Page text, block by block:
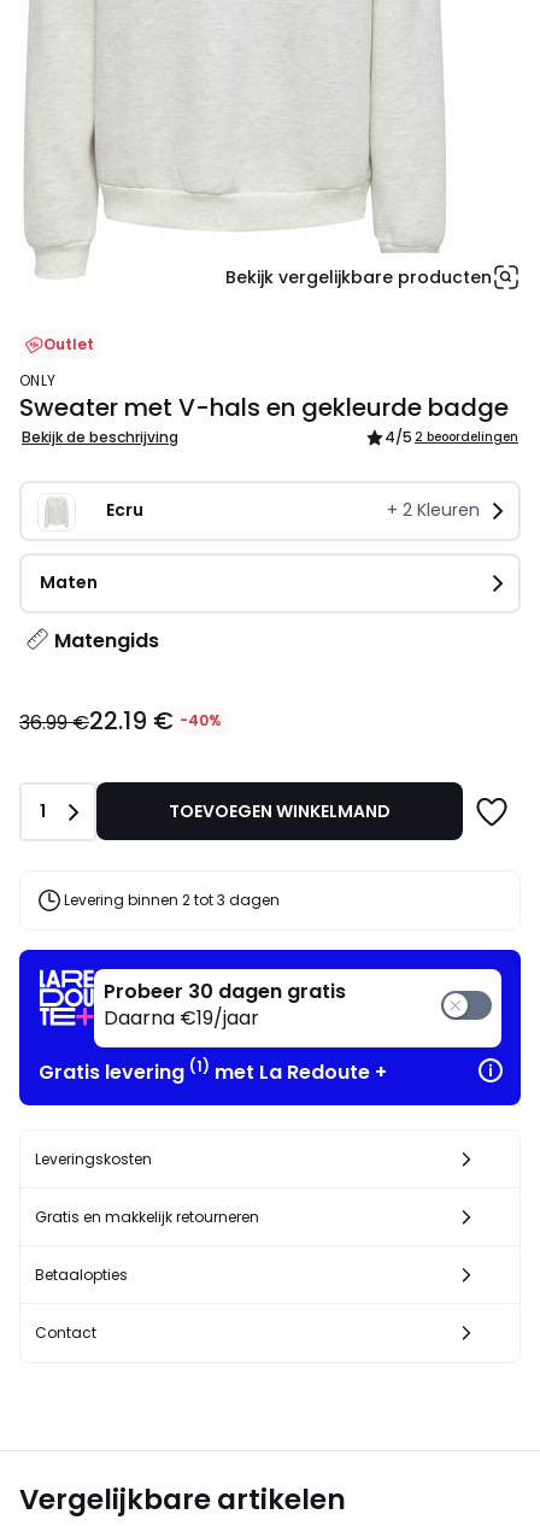
Bekijk vergelijkbare producten
Outlet
ONLY
Sweater met V-hals en gekleurde badge
Bekijk de beschrijving 4/5 2 beoordelingen
Ecru + 2 Kleuren
Maten
Matengids
€
36.99
€
korting
toegepast.
36.99 €22.19 € -40%
Aantal
1 TOEVOEGEN WINKELMAND
Levering binnen 2 tot 3 dagen
Probeer 30 dagen gratis
Daarna €19/jaar
Gratis levering (1) met La Redoute +
Leveringskosten
Gratis en makkelijk retourneren
Betaalopties
Contact
Vergelijkbare artikelen